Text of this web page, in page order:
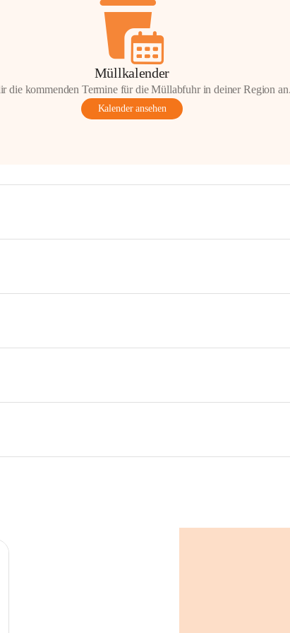
Müllkalender
die kommenden Termine für die Müllabfuhr in deiner Region
Kalender ansehen